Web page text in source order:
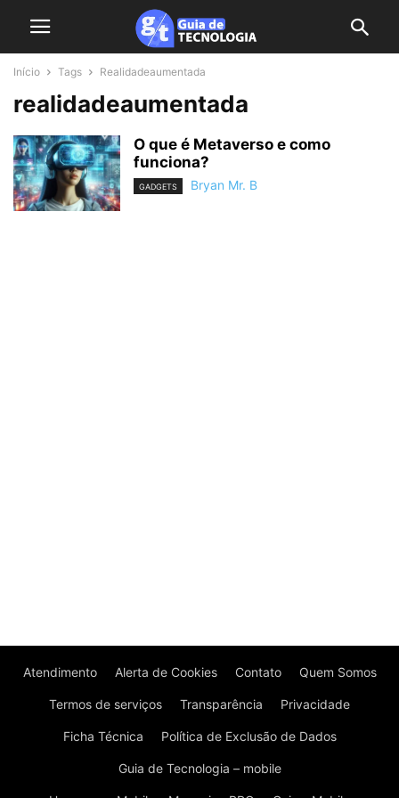
Início Tags Realidadeaumentada
realidadeaumentada
O que é Metaverso e como
funciona?
GADGETS Bryan Mr. B
Atendimento Alerta de Cookies Contato Quem Somos
Termos de serviços Transparência Privacidade
Ficha Técnica Política de Exclusão de Dados
Guia de Tecnologia – mobile